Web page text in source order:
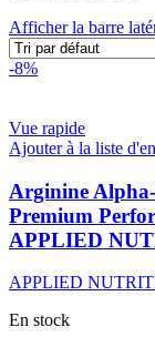
Afficher la barre
-8%
Vue rapide
Ajouter à la liste
Arginine
Premium
APPLIED
APPLIED
En stock